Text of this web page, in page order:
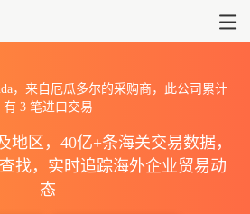
，来自厄瓜多尔的采购商，此公司累计
有 3笔进口交易
地区，40亿+条海关交易数据，
找，实时追踪海外企业贸易动
态